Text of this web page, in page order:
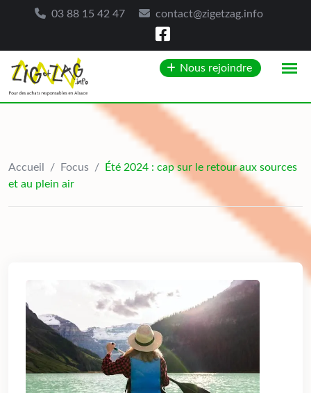
03 88 15 42 47 contact@zigetzag.info
content
Nous rejoindre
Accueil / Focus /
Été 2024 : cap sur le retour aux sources
et au plein air